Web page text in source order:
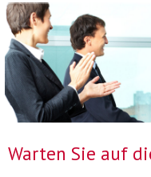
Warten Sie auf